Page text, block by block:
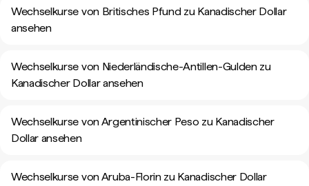
Wechselkurse von Britisches Pfund zu Kanadischer Dollar
ansehen
Wechselkurse von Niederländische-Antillen-Gulden zu
Kanadischer Dollar ansehen
Wechselkurse von Argentinischer Peso zu Kanadischer
Dollar ansehen
Wechselkurse von Aruba-Florin zu Kanadischer Dollar